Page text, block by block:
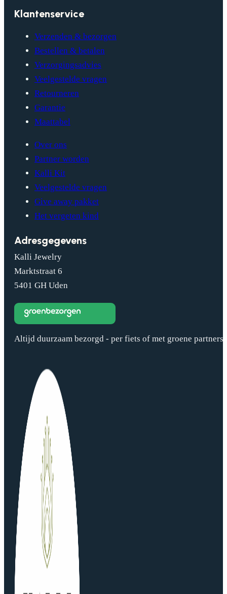
Klantenservice
Verzenden & bezorgen
Bestellen & betalen
Verzorgingsadvies
Veelgestelde vragen
Retourneren
Garantie
Maattabel
Over ons
Partner worden
Kalli Kit
Veelgestelde vragen
Give away pakket
Het vergeten kind
Adresgegevens
Kalli Jewelry
Marktstraat 6
5401 GH Uden
Altijd duurzaam bezorgd - per fiets of met groene partners